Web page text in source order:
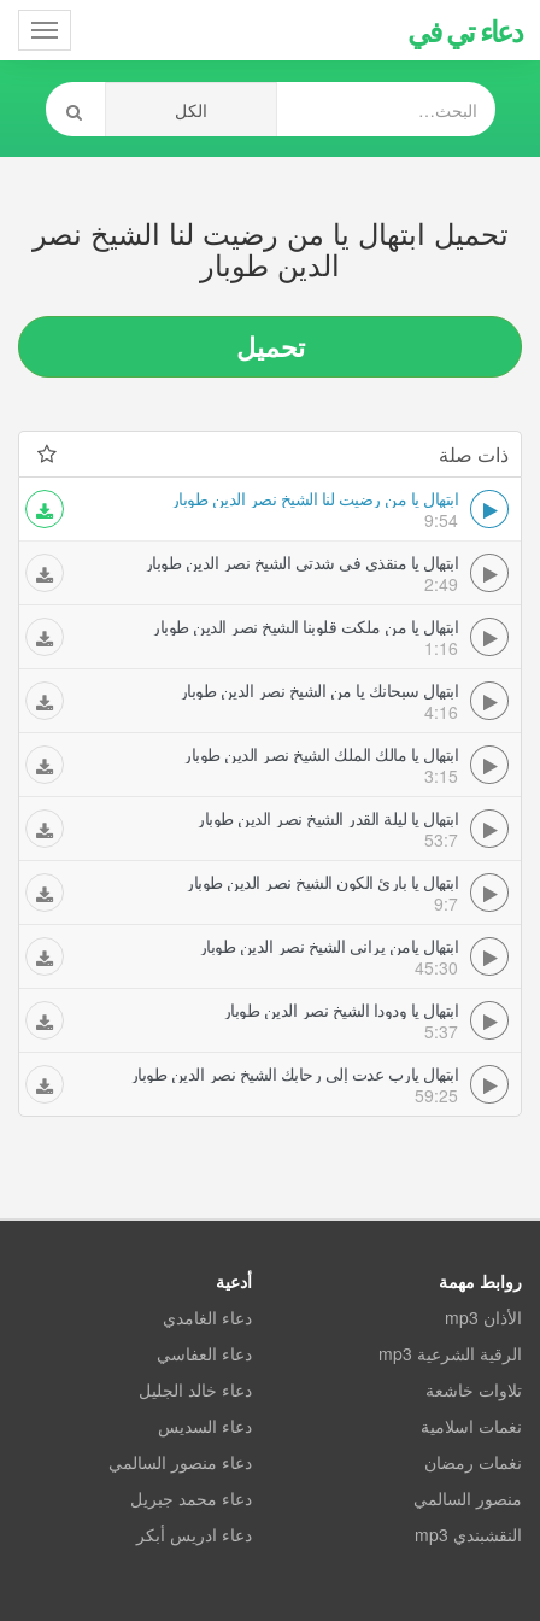
دعاء تي في
تحميل ابتهال يا من رضيت لنا الشيخ نصر
الدين طوبار
تحميل
ذات صلة
ابتهال يا من رضيت لنا الشيخ نصر الدين طوبار
9:54
ابتهال يا منقذي في شدتي الشيخ نصر الدين طوبار
2:49
ابتهال يا من ملكت قلوبنا الشيخ نصر الدين طوبار
1:16
ابتهال سبحانك يا من الشيخ نصر الدين طوبار
4:16
ابتهال يا مالك الملك الشيخ نصر الدين طوبار
3:15
ابتهال يا ليلة القدر الشيخ نصر الدين طوبار
53:7
ابتهال يا بارئ الكون الشيخ نصر الدين طوبار
9:7
ابتهال يامن يراني الشيخ نصر الدين طوبار
45:30
ابتهال يا ودودا الشيخ نصر الدين طوبار
5:37
ابتهال يارب عدت إلى رحابك الشيخ نصر الدين طوبار
59:25
روابط مهمة
الأذان mp3
الرقية الشرعية mp3
تلاوات خاشعة
نغمات اسلامية
نغمات رمضان
منصور السالمي
النقشبندي mp3
أدعية
دعاء الغامدي
دعاء العفاسي
دعاء خالد الجليل
دعاء السديس
دعاء منصور السالمي
دعاء محمد جبريل
دعاء ادريس أبكر